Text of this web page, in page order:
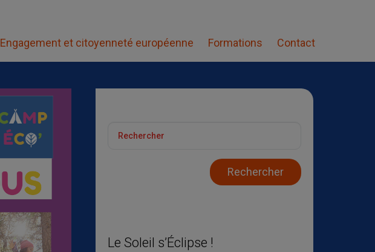
Engagement et citoyenneté européenne Formations Contact
Le Soleil s’Éclipse !